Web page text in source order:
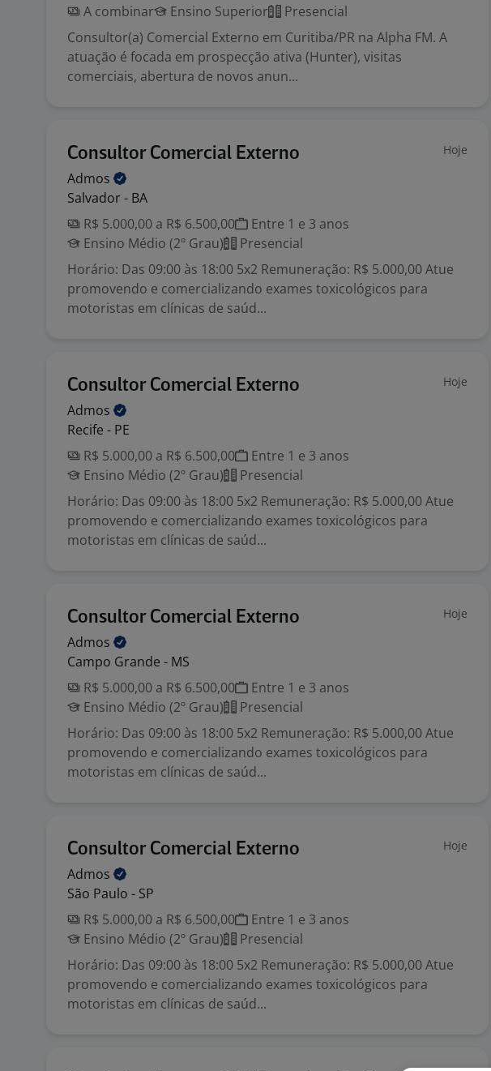
A combinar
Ensino Superior
Presencial
Consultor(a) Comercial Externo em Curitiba/PR na Alpha FM. A
atuação é focada em prospecção ativa (Hunter), visitas
comerciais, abertura de novos anun...
Consultor Comercial Externo Hoje
Admos
Salvador - BA
R$ 5.000,00 a R$ 6.500,00
Entre 1 e 3 anos
Ensino Médio (2º Grau)
Presencial
Horário: Das 09:00 às 18:00 5x2 Remuneração: R$ 5.000,00 Atue
promovendo e comercializando exames toxicológicos para
motoristas em clínicas de saúd...
Consultor Comercial Externo Hoje
Admos
Recife - PE
R$ 5.000,00 a R$ 6.500,00
Entre 1 e 3 anos
Ensino Médio (2º Grau)
Presencial
Horário: Das 09:00 às 18:00 5x2 Remuneração: R$ 5.000,00 Atue
promovendo e comercializando exames toxicológicos para
motoristas em clínicas de saúd...
Consultor Comercial Externo Hoje
Admos
Campo Grande - MS
R$ 5.000,00 a R$ 6.500,00
Entre 1 e 3 anos
Ensino Médio (2º Grau)
Presencial
Horário: Das 09:00 às 18:00 5x2 Remuneração: R$ 5.000,00 Atue
promovendo e comercializando exames toxicológicos para
motoristas em clínicas de saúd...
Consultor Comercial Externo Hoje
Admos
São Paulo - SP
R$ 5.000,00 a R$ 6.500,00
Entre 1 e 3 anos
Ensino Médio (2º Grau)
Presencial
Horário: Das 09:00 às 18:00 5x2 Remuneração: R$ 5.000,00 Atue
promovendo e comercializando exames toxicológicos para
motoristas em clínicas de saúd...